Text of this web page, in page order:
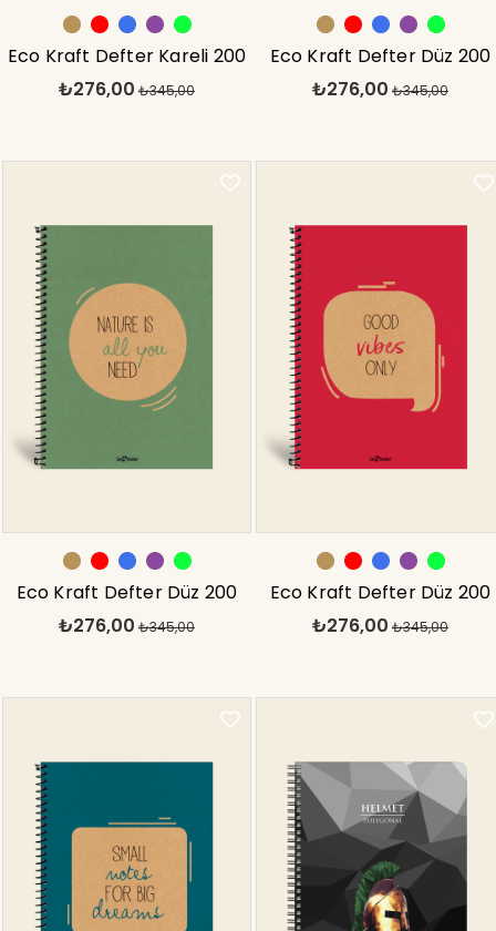
Eco Kraft Defter Kareli 200
syf Mavi 17x24 cm
₺276,00 ₺345,00
Eco Kraft Defter Düz 200
syf Mor 17x24 cm
₺276,00 ₺345,00
Eco Kraft Defter Düz 200
syf Yeşil 17x24 cm
₺276,00 ₺345,00
Eco Kraft Defter Düz 200
syf Kırmızı 17x24 cm
₺276,00 ₺345,00